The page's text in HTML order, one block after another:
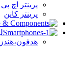
پرینتر اچ پی
پرینتر کانن